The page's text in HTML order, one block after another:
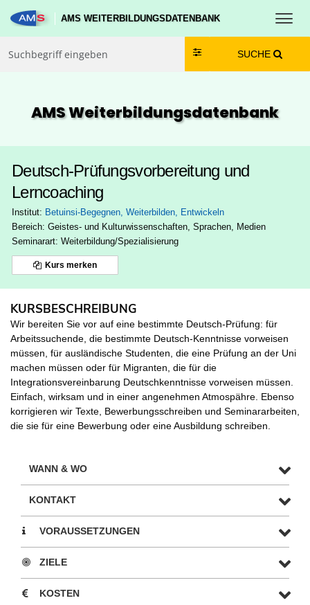
Zum Inhalt springen
Zum Navmenü springen
Zur Suche springen
Zur Footer springen
AMS WEITERBILDUNGSDATENBANK
SUCHE
AMS Weiterbildungs­datenbank
Deutsch-Prüfungsvorbereitung und
Lerncoaching
Institut: Betuinsi-Begegnen, Weiterbilden, Entwickeln
Bereich: Geistes- und Kulturwissenschaften, Sprachen, Medien
Seminarart: Weiterbildung/Spezialisierung
Kurs merken
KURSBESCHREIBUNG
Wir bereiten Sie vor auf eine bestimmte Deutsch-Prüfung: für
Arbeitssuchende, die bestimmte Deutsch-Kenntnisse vorweisen
müssen, für ausländische Studenten, die eine Prüfung an der Uni
machen müssen oder für Migranten, die für die
Integrationsvereinbarung Deutschkenntnisse vorweisen müssen.
Einfach, wirksam und in einer angenehmen Atmospähre. Ebenso
korrigieren wir Texte, Bewerbungsschreiben und Seminararbeiten,
die sie für eine Bewerbung oder eine Ausbildung schreiben.
WANN & WO
KONTAKT
VORAUSSETZUNGEN
ZIELE
KOSTEN